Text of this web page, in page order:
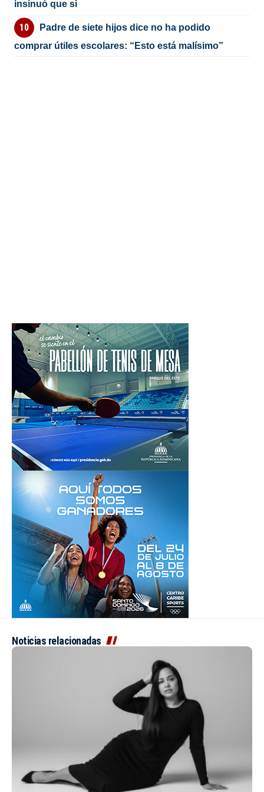
insinuó que si
Padre de siete hijos dice no ha podido
comprar útiles escolares: “Esto está malísimo”
Noticias relacionadas